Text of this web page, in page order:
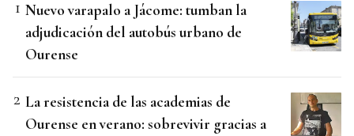
Nuevo varapalo a Jácome: tumban la
adjudicación del autobús urbano de
Ourense
La resistencia de las academias de
Ourense en verano: sobrevivir gracias a